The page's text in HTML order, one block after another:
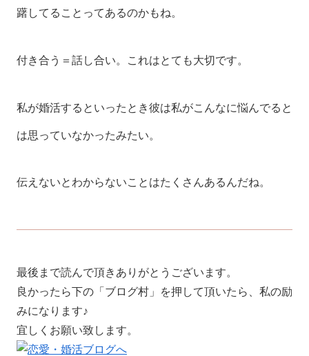
躇してることってあるのかもね。
付き合う＝話し合い。これはとても大切です。
私が婚活するといったとき彼は私がこんなに悩んでると
は思っていなかったみたい。
伝えないとわからないことはたくさんあるんだね。
最後まで読んで頂きありがとうございます。
良かったら下の「ブログ村」を押して頂いたら、私の励
みになります♪
宜しくお願い致します。